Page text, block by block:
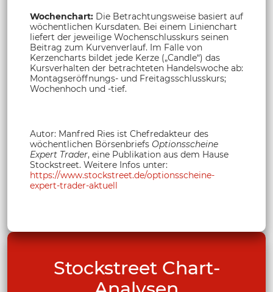
Wochenchart: Die Betrachtungsweise basiert auf
wöchentlichen Kursdaten. Bei einem Linienchart
liefert der jeweilige Wochenschlusskurs seinen
Beitrag zum Kurvenverlauf. Im Falle von
Kerzencharts bildet jede Kerze („Candle“) das
Kursverhalten der betrachteten Handelswoche ab:
Montagseröffnungs- und Freitagsschlusskurs;
Wochenhoch und -tief.
Autor: Manfred Ries ist Chefredakteur des
wöchentlichen Börsenbriefs Optionsscheine
Expert Trader, eine Publikation aus dem Hause
Stockstreet. Weitere Infos unter:
https://www.stockstreet.de/optionsscheine-
expert-trader-aktuell
Stockstreet Chart-